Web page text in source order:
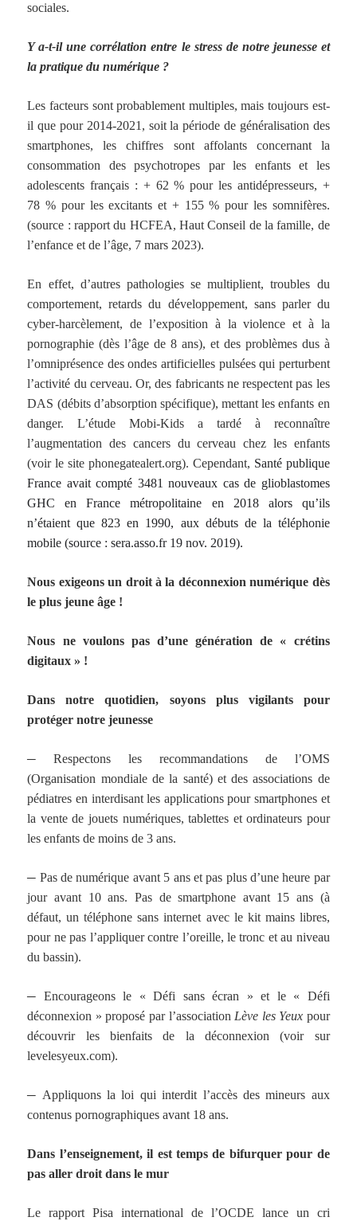
sociales.
Y a-t-il une corrélation entre lestress de notre jeunesse et
la pratique du numérique ?
Les facteurs sont probablement multiples, mais toujours est-
il que pour 2014-2021, soit la période de généralisation des
smartphones, les chiffres sont affolants concernant la
consommation des psychotropes par les enfants et les
adolescents français : + 62 % pour les antidépresseurs, +
78 % pour les excitants et + 155 % pour les somnifères.
(source : rapport du HCFEA, Haut Conseil de la famille, de
l’enfance et de l’âge, 7 mars 2023).
En effet, d’autres pathologies se multiplient, troubles du
comportement, retards du développement, sans parler du
cyber-harcèlement, de l’exposition à la violence et à la
pornographie (dès l’âge de 8 ans), et des problèmes dus à
l’omniprésence des ondes artificielles pulsées qui perturbent
l’activité du cerveau. Or, des fabricants ne respectent pas les
DAS (débits d’absorption spécifique), mettant les enfants en
danger. L’étude Mobi-Kids a tardé à reconnaître
l’augmentation des cancers du cerveau chez les enfants
(voir le site phonegatealert.org). Cependant, Santé publique
France avait compté 3481 nouveaux cas de glioblastomes
GHC en France métropolitaine en 2018 alors qu’ils
n’étaient que 823 en 1990, aux débutsde la téléphonie
mobile (source : sera.asso.fr 19 nov. 2019).
Nous exigeonsun droit à la déconnexionnumérique dès
le plus jeune âge !
Nous ne voulons pas d’une génération de « crétins
digitaux » !
Dans notre quotidien, soyons plus vigilants pour
protéger notre jeunesse
─Respectons les recommandations de l’OMS
(Organisation mondiale de la santé) et des associations de
pédiatres en interdisant les applications pour smartphones et
la vente de jouets numériques, tablettes et ordinateurs pour
les enfants de moins de 3 ans.
─ Pas de numérique avant 5 ans et pas plus d’une heure par
jour avant 10 ans. Pas de smartphone avant 15 ans (à
défaut, un téléphone sans internet avec le kit mains libres,
pour ne pas l’appliquer contre l’oreille, le tronc et au niveau
du bassin).
─ Encourageons le « Défi sans écran » et le « Défi
déconnexion » proposé par l’association Lève les Yeux pour
découvrir les bienfaits de la déconnexion (voir sur
levelesyeux.com).
─ Appliquons la loi qui interdit l’accès des mineurs aux
contenus pornographiques avant 18 ans.
Dans l’enseignement, il est temps de bifurquer pour de
pas aller droit dans le mur
Le rapport Pisa international de l’OCDE lance un cri